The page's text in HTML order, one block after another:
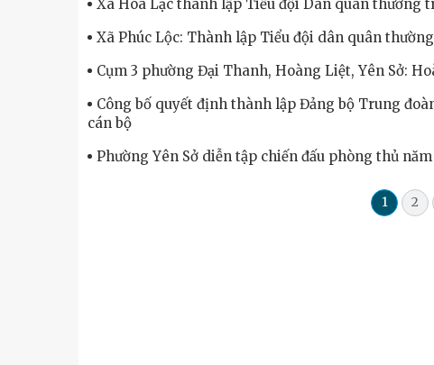
Xã Hòa Lạc thành lập Tiểu đội Dân quân thường
Xã Phúc Lộc: Thành lập Tiểu đội dân quân
Cụm 3 phường Đại Thanh, Hoàng Liệt, Yên Sở:
Công bố quyết định thành lập Đảng bộ Trung
cán bộ
Phường Yên Sở diễn tập chiến đấu phòng thủ
1 2